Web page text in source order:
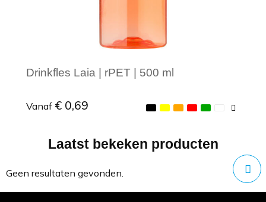
Drinkfles Laia | rPET | 500 ml
Vanaf € 0,69
Minimale afname: 1
Laatst bekeken producten
Geen resultaten gevonden.